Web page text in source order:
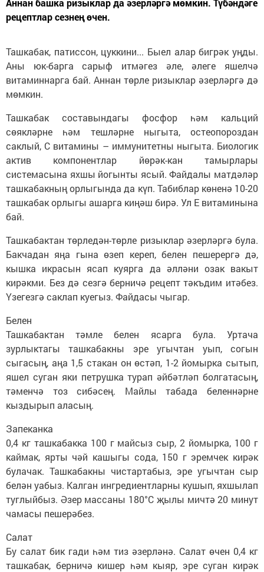
рецептлар сезнең өчен.
Ташкабак, патиссон, цуккини... Быел алар бигрәк уңды.
Аны юк-барга сарыф итмәгез әле, әлеге яшелчә
витаминнарга бай. Аннан төрле ризыклар әзерләргә дә
мөмкин.
Ташкабак составындагы фосфор һәм кальций
сөякләрне һәм тешләрне ныгыта, остеопороздан
саклый, С витамины – иммунитетны ныгыта. Биологик
актив компонентлар йөрәк-кан тамырлары
системасына яхшы йогынты ясый. Файдалы матдәләр
ташкабакның орлыгында да күп. Табиблар көненә 10-20
ташкабак орлыгы ашарга киңәш бирә. Ул Е витаминына
бай.
Ташкабактан төрледән-төрле ризыклар әзерләргә була.
Бакчадан яңа гына өзеп кереп, белен пешерергә дә,
кышка икрасын ясап куярга да әлләни озак вакыт
кирәкми. Без дә сезгә берничә рецепт тәкъдим итәбез.
Үзегезгә саклап куегыз. Файдасы чыгар.
Белен
Ташкабактан тәмле белен ясарга була. Уртача
зурлыктагы ташкабакны эре угычтан уып, согын
сыгасың, аңа 1,5 стакан он өстәп, 1-2 йомырка сытып,
яшел суган яки петрушка турап әйбәтләп болгатасың,
тәменчә тоз сибәсең. Майлы табада беленнәрне
кыздырып аласың.
Запеканка
0,4 кг ташкабакка 100 г майсыз сыр, 2 йомырка, 100 г
каймак, ярты чәй кашыгы сода, 150 г эремчек кирәк
булачак. Ташкабакны чистартабыз, эре угычтан сыр
белән уабыз. Калган ингредиентларны кушып, яхшылап
туглыйбыз. Әзер массаны 180°C җылы мичтә 20 минут
чамасы пешерәбез.
Салат
Бу салат бик гади һәм тиз әзерләнә. Салат өчен 0,4 кг
ташкабак, берничә кишер һәм кыяр, эре суган кирәк